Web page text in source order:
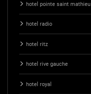
hotel pointe saint mathieu
hotel radio
hotel ritz
hotel rive gauche
hotel royal